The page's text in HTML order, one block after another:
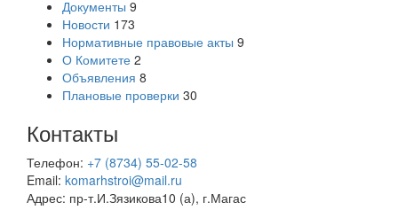
Документы 9
Новости 173
Нормативные правовые акты 9
О Комитете 2
Объявления 8
Плановые проверки 30
Контакты
Телефон: +7 (8734) 55-02-58
Email: komarhstroi@mail.ru
Адрес: пр-т.И.Зязикова10 (а), г.Магас